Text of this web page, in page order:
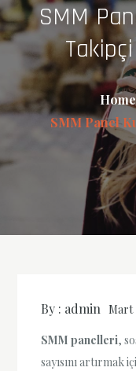
SMM
Home
SMM Panel
By : admin Mart
SMM panelleri,
sayısını artırmak